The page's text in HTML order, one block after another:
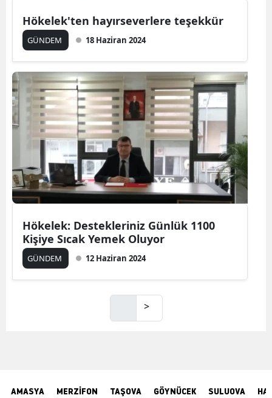
Hökelek'ten hayırseverlere teşekkür
GÜNDEM 18 Haziran 2024
Hökelek: Destekleriniz Günlük 1100
Kişiye Sıcak Yemek Oluyor
GÜNDEM 12 Haziran 2024
>
AMASYA MERZİFON TAŞOVA GÖYNÜCEK SULUOVA